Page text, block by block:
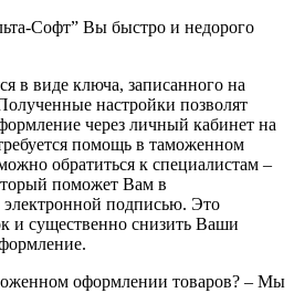
Софт” Вы быстро и недорого
в виде ключа, записанного на
настройки позволят
через личный кабинет на
помощь в таможенном
обратиться к специалистам –
поможет Вам в
подписью. Это
и существенно снизить Ваши
оформлении товаров? – Мы